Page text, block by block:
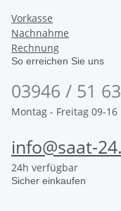
Vorkasse
Nachnahme
Rechnung
So erreichen Sie uns
03946 / 51
Montag - Freitag 09-16
info@saat-
24h verfügbar
Sicher einkaufen